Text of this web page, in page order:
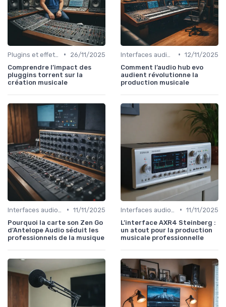
•
26/11/2025
Comprendre l’impact des
pluggins torrent sur la
création musicale
• 12/11/2025
Comment l’audio hub evo
audient révolutionne la
production musicale
• 11/11/2025
Pourquoi la carte son Zen Go
d’Antelope Audio séduit les
professionnels de la musique
• 11/11/2025
L’interface AXR4 Steinberg :
un atout pour la production
musicale professionnelle